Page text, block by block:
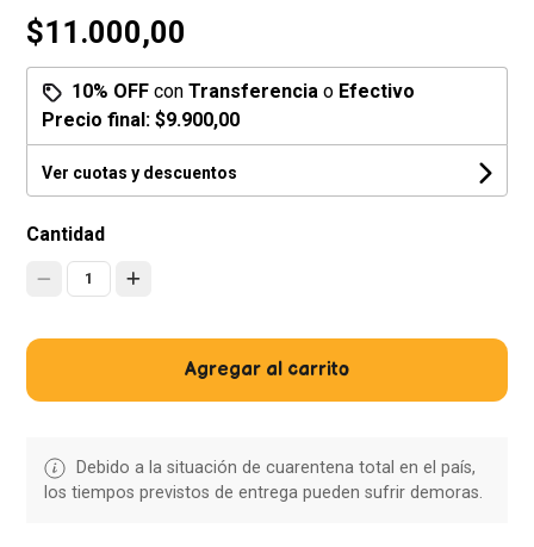
$11.000,00
10% OFF conTransferencia o Efectivo
Precio final:$9.900,00
Ver cuotas y descuentos
Cantidad
1
Agregar al carrito
Debido a la situación de cuarentena total en el país,
los tiempos previstos de entrega pueden sufrir demoras.